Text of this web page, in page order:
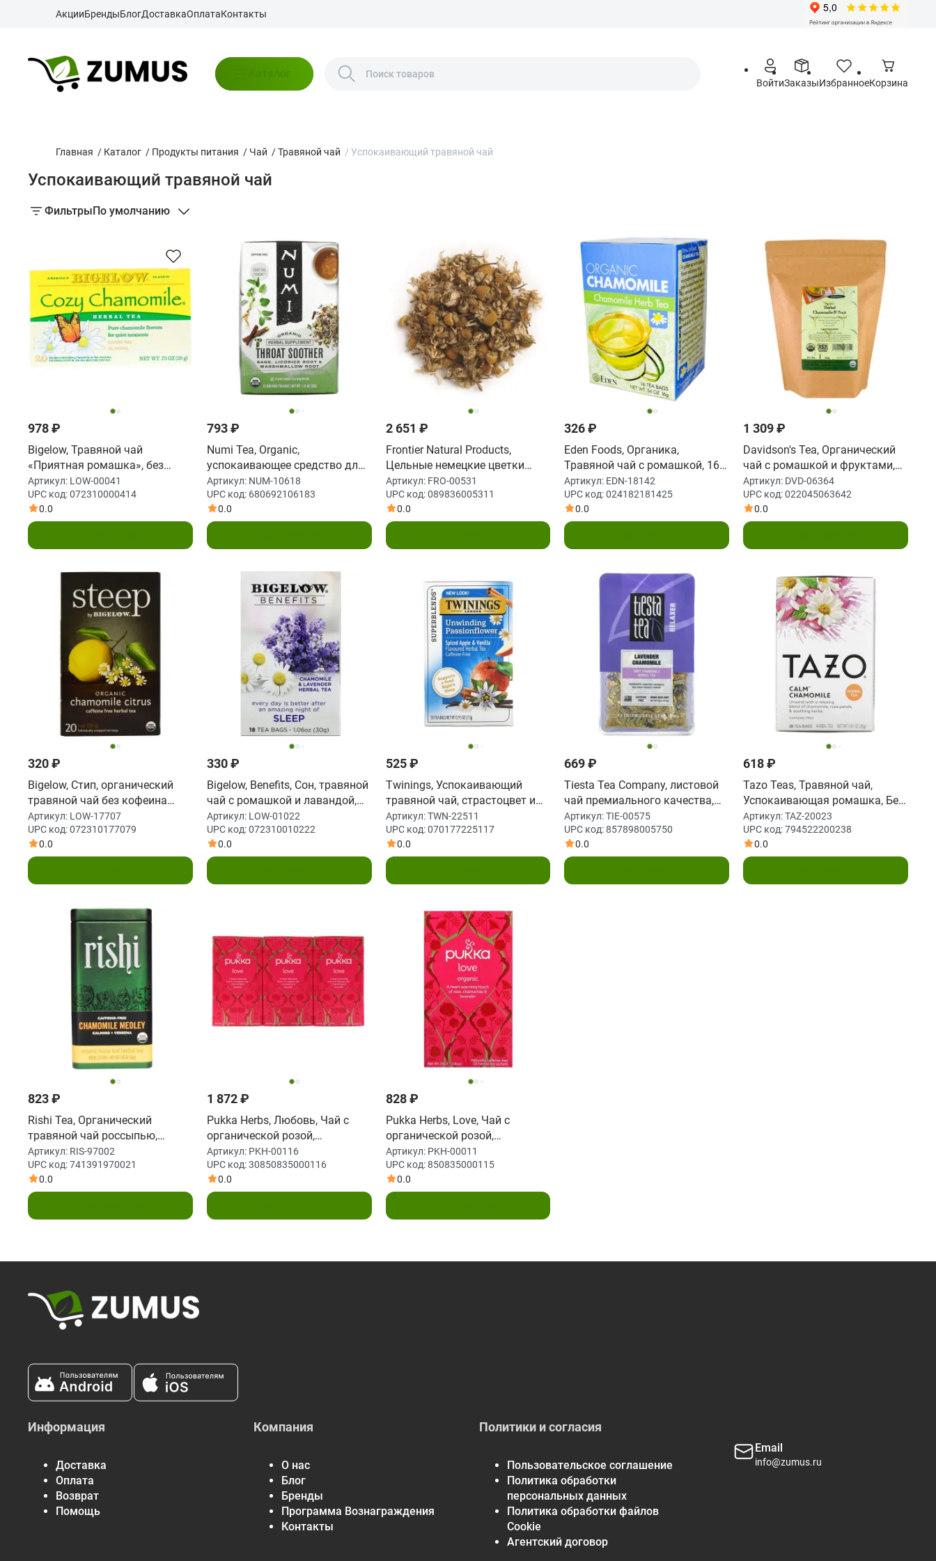
АкцииБрендыБлогДоставкаОплатаКонтакты
Каталог
ВойтиЗаказыИзбранноеКорзина
Главная / Каталог / Продукты питания / Чай /Травяной чай / Успокаивающий травяной чай
Успокаивающий травяной чай
ФильтрыПо умолчанию
978 ₽
Bigelow, Травяной чай
«Приятная ромашка», без
кофеина, 20 чайных пакетиков,
по, 0,73 унции (20 г) каждый
Артикул: LOW-00041
UPC код:072310000414
0.0
793 ₽
Numi Tea, Organic,
успокаивающее средство для
горла, без кофеина, 16 чайных
пакетиков без ГМО, 32 г (1,13
унции)
Артикул: NUM-10618
UPC код: 680692106183
0.0
2 651 ₽
Frontier Natural Products,
Цельные немецкие цветки
ромашки 16 унции (453 г)
Артикул: FRO-00531
UPC код:089836005311
0.0
326 ₽
Eden Foods, Органика,
Травяной чай с ромашкой, 16
чайных пакетиков, 0,56 унции
(16 г)
Артикул: EDN-18142
UPC код:024182181425
0.0
1 309 ₽
Davidson's Tea, Органический
чай с ромашкой и фруктами,
не содержит кофеина, 1 фунт
(450 г)
Артикул: DVD-06364
UPC код:022045063642
0.0
320 ₽
Bigelow, Стип, органический
травяной чай без кофеина
ромашка-цитрус, 20 пакетиков,
1 унция (28 г)
Артикул: LOW-17707
UPC код:072310177079
0.0
330 ₽
Bigelow, Benefits, Сон, травяной
чай с ромашкой и лавандой,
18 чайных пакетиков, 1,44 унц.
(40 г)
Артикул: LOW-01022
UPC код:072310010222
0.0
525 ₽
Twinings, Успокаивающий
травяной чай, страстоцвет и
ромашка, пряное яблоко и
ваниль, без кофеина, 18
пакетиков по 0,95 унц. (27 г)
Артикул:TWN-22511
UPC код:070177225117
0.0
669 ₽
Tiesta Tea Company, листовой
чай премиального качества,
лаванда и ромашка, без
кофеина, 25,5 г (0,9 унции)
Артикул:TIE-00575
UPC код:857898005750
0.0
618 ₽
Tazo Teas, Травяной чай,
Успокаивающая ромашка, Без
кофеина, 20 фильтр-пакетов,
0,91 унции (26 г)
Артикул:TAZ-20023
UPC код:794522200238
0.0
823 ₽
Rishi Tea, Органический
травяной чай россыпью,
ромашковая смесь, без
кофеина, 1,06 унции (30 г)
Артикул: RIS-97002
UPC код:741391970021
0.0
1 872 ₽
Pukka Herbs, Любовь, Чай с
органической розой,
ромашкой и лавандой, Без
кофеина, Упаковка из 3
единиц, По 20 пакетиков
травяного чая в каждой
Артикул: PKH-00116
UPC код:30850835000116
0.0
828 ₽
Pukka Herbs, Love, Чай с
органической розой,
ромашкой и лавандой, без
кофеина, 20 пакетиков, 0,8
унции (24 г)
Артикул: PKH-00011
UPC код:850835000115
0.0
Информация
Доставка
Оплата
Возврат
Помощь
Компания
О нас
Блог
Бренды
Программа Вознаграждения
Контакты
Политики и согласия
Пользовательское соглашение
Политика обработки
персональных данных
Политика обработки файлов
Cookie
Агентский договор
Email
info@zumus.ru